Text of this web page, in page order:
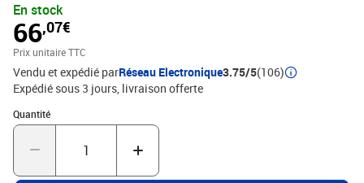
du colis: 595 mm. Produits par palette: 48 pièce(s), Couches par
palette: 4 pièce(s), Poids brut de la palette: 228 g
En stock
66,07€
Prix unitaire TTC
Vendu et expédié parRéseau Electronique3.75/5(106)
Expédié sous 3 jours livraison offerte
Quantité
Quantité : 1